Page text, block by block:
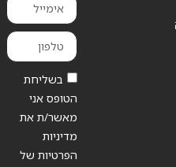
בשליחת
הטופס אני
מאשר/ת את
מדיניות
הפרטיות של